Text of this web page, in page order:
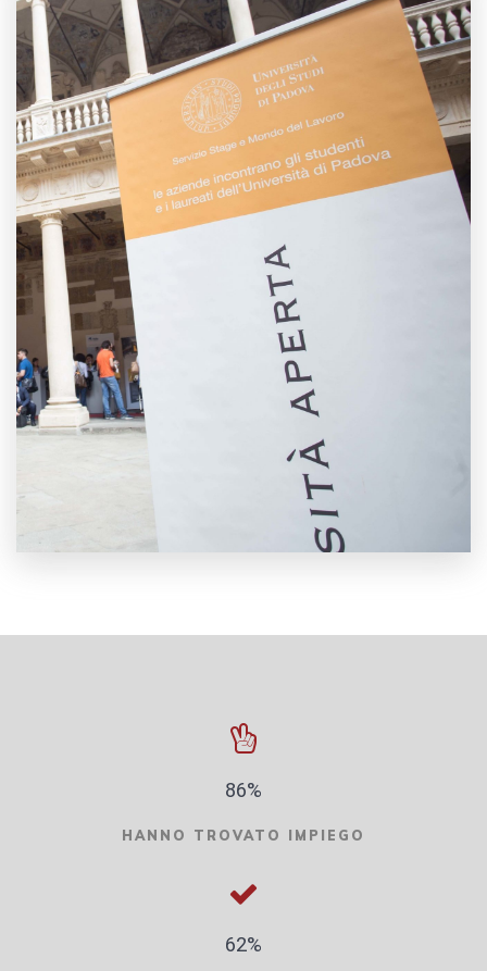
86%
HANNO TROVATO IMPIEGO
62%